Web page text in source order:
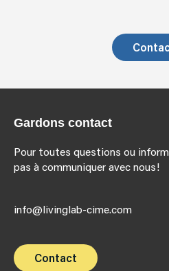
Gardons contact
Pour toutes questions ou
pas à communiquer avec nous!
info@livinglab-cime.com
Contact